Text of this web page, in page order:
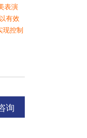
表演
有效
现控制
询